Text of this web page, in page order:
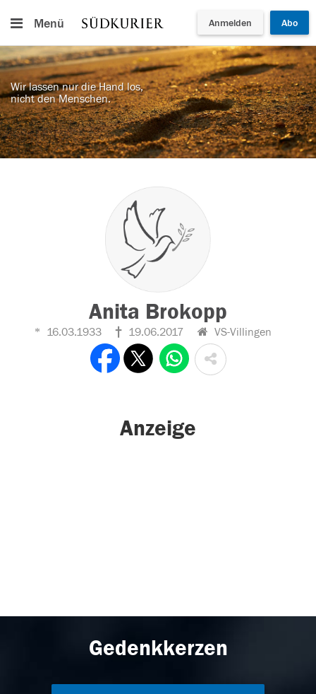
Menü Anmelden Abo
Wir lassen nur die Hand los,
nicht den Menschen.
Anita Brokopp
16.03.1933 19.06.2017 VS-Villingen
Anzeige
Gedenkkerzen